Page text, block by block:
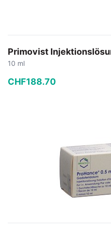
Primovist
10 ml
CHF188.70